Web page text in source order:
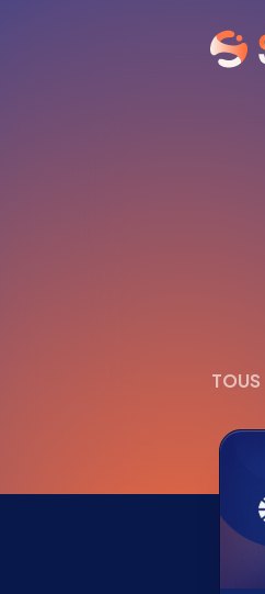
TOUS